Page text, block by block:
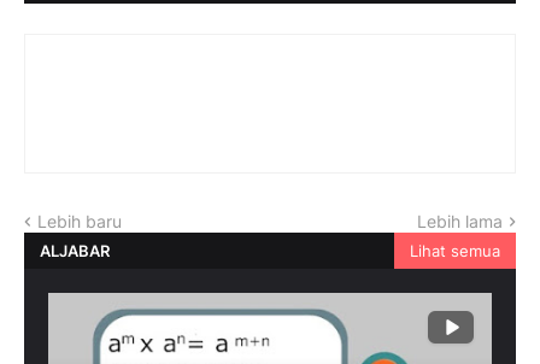
Lebih baru Lebih lama
ALJABAR Lihat semua